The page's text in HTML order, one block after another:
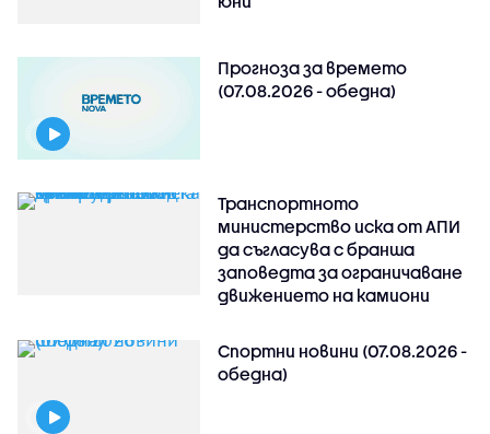
Прогноза за времето
(07.08.2026 - обедна)
Транспортното
министерство иска от АПИ
да съгласува с бранша
заповедта за ограничаване
движението на камиони
Спортни новини (07.08.2026 -
обедна)